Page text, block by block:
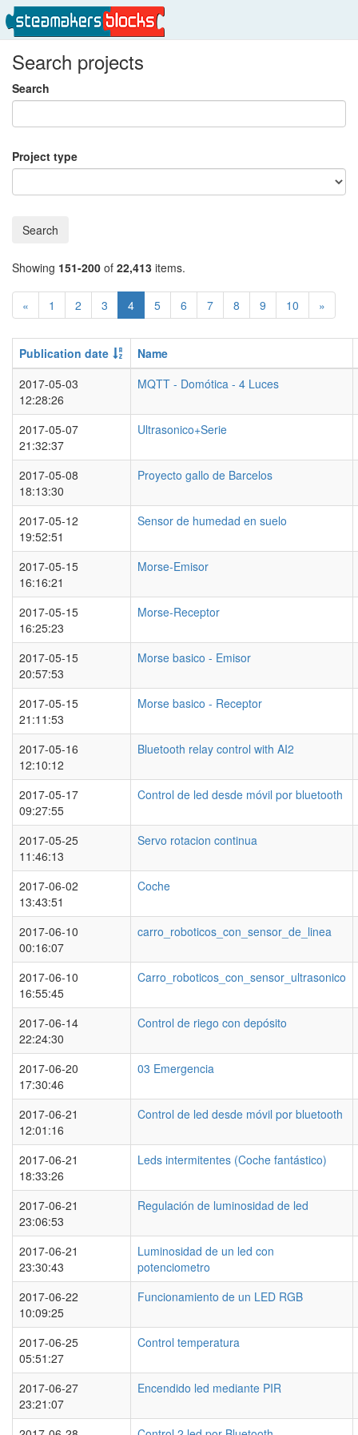
Search projects
Search
Project type
Search
Showing 151-200 of 22,413 items.
« 1 2 3 4 5 6 7 8 9 10 »
Publication date
Name
2017-05-03
12:28:26
MQTT - Domótica - 4 Luces
2017-05-07
21:32:37
Ultrasonico+Serie
2017-05-08
18:13:30
Proyecto gallo de Barcelos
2017-05-12
19:52:51
Sensor de humedad en suelo
2017-05-15
16:16:21
Morse-Emisor
2017-05-15
16:25:23
Morse-Receptor
2017-05-15
20:57:53
Morse basico - Emisor
2017-05-15
21:11:53
Morse basico - Receptor
2017-05-16
12:10:12
Bluetooth relay control with AI2
2017-05-17
09:27:55
Control de led desde móvil por bluetooth
2017-05-25
11:46:13
Servo rotacion continua
2017-06-02
13:43:51
Coche
2017-06-10
00:16:07
carro_roboticos_con_sensor_de_linea
2017-06-10
16:55:45
Carro_roboticos_con_sensor_ultrasonico
2017-06-14
22:24:30
Control de riego con depósito
2017-06-20
17:30:46
03 Emergencia
2017-06-21
12:01:16
Control de led desde móvil por bluetooth
2017-06-21
18:33:26
Leds intermitentes (Coche fantástico)
2017-06-21
23:06:53
Regulación de luminosidad de led
2017-06-21
23:30:43
Luminosidad de un led con
potenciometro
2017-06-22
10:09:25
Funcionamiento de un LED RGB
2017-06-25
05:51:27
Control temperatura
2017-06-27
23:21:07
Encendido led mediante PIR